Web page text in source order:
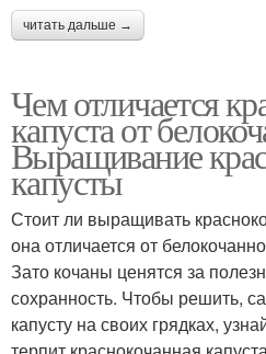
читать дальше →
Чем отличается
капуста от
Выращивание
капусты
Стоит ли выращивать
она отличается от
Зато кочаны ценятся за
сохранность. Чтобы решить,
капусту на своих грядках,